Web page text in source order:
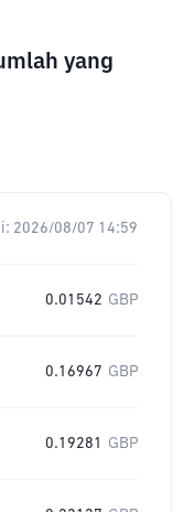
yang
2026/08/07 14:59
0.01542 GBP
0.16967 GBP
0.19281 GBP